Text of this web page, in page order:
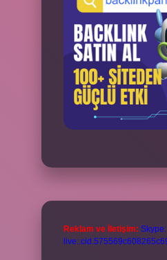
Reklam ve İletişim: Skype: